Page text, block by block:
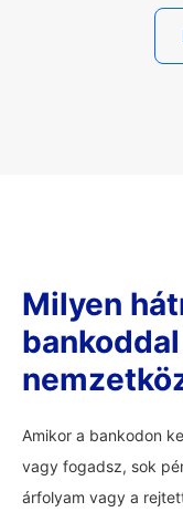
Milyen
Amikor a bankodon
vagy fogadsz, sok
árfolyam vagy a